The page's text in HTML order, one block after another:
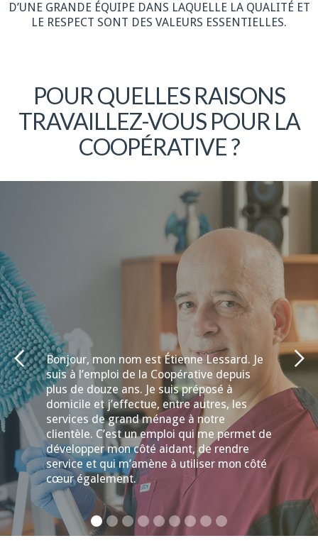
D’UNE GRANDE ÉQUIPE DANS LAQUELLE LA QUALITÉ ET
LE RESPECT SONT DES VALEURS ESSENTIELLES.
POUR QUELLES RAISONS
TRAVAILLEZ-VOUS POUR LA
COOPÉRATIVE ?
Bonjour, mon nom est Étienne Lessard. Je
suis à l’emploi de la Coopérative depuis
plus de douze ans. Je suis préposé à
domicile et j’effectue, entre autres, les
services de grand ménage à notre
clientèle. C’est un emploi qui me permet de
développer mon côté aidant, de rendre
service et qui m’amène à utiliser mon côté
cœur également.